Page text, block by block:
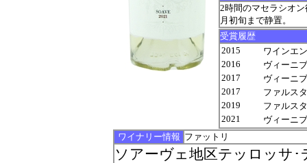
2時間のマセラシオ
月初旬まで静置。
受賞履歴
2015
ワインエ
2016
ヴィーニ
2017
ヴィーニ
2017
ファルス
2019
ファルス
2021
ヴィーニ
ワイナリー情報 ファットリ
ソアーヴェ地区テッロッサ